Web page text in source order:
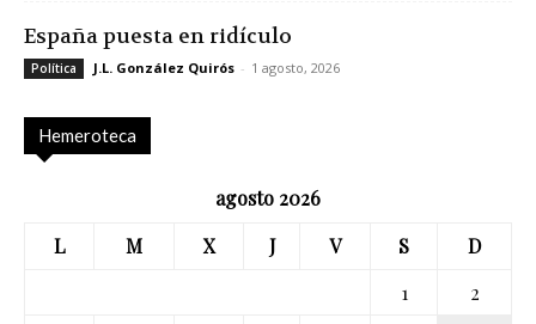
España puesta en ridículo
Política J.L. González Quirós - 1 agosto, 2026
Hemeroteca
agosto 2026
L
M X J V S
D
1
2